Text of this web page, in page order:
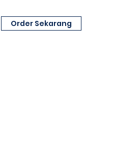
Order Sekarang